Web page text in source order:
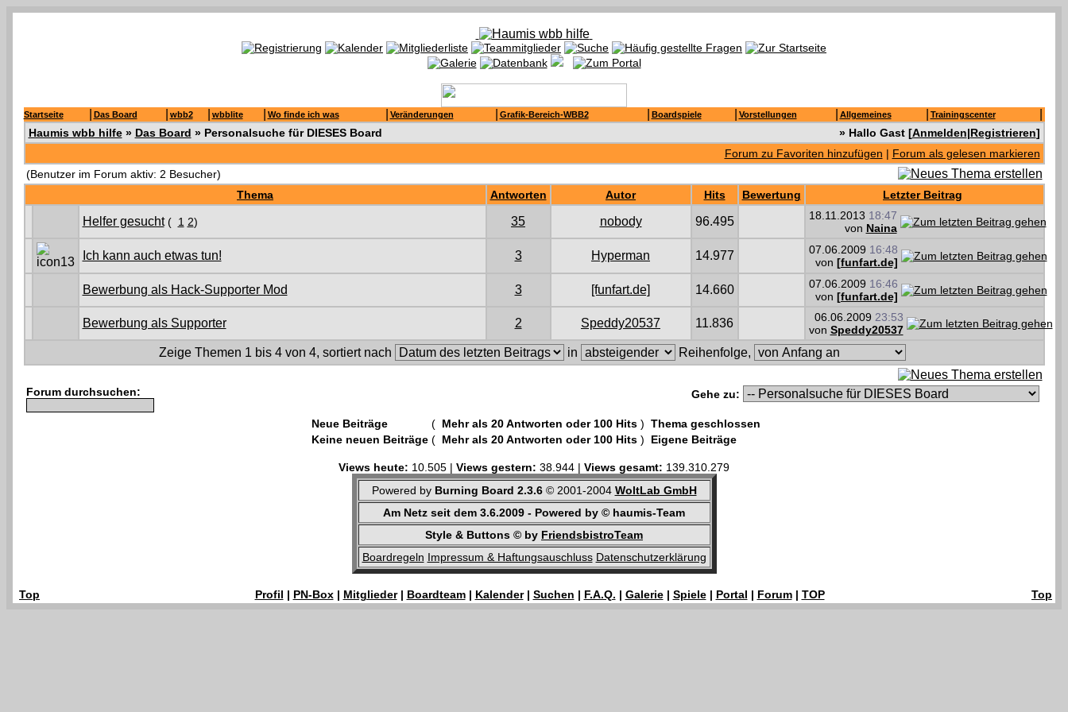
Startseite Das Board wbb2 wbblite Wo finde ich was Veränderungen Grafik-Bereich-WBB2 Boardspiele Vorstellungen Allgemeines Trainingscenter
Haumis wbb hilfe» Das Board » Personalsuche für DIESES Board » Hallo Gast [Anmelden|Registrieren]
Forum zu Favoriten hinzufügen | Forum als gelesen markieren
(Benutzer im Forum aktiv: 2 Besucher)
Thema
Antworten Autor Hits Bewertung Letzter Beitrag
Helfer gesucht( 1 2) 35 nobody 96.495 18.11.2013 18:47
von Naina
Ich kann auch etwas tun! 3 Hyperman 14.977 07.06.2009 16:48
von [funfart.de]
Bewerbung als Hack-Supporter Mod 3 [funfart.de] 14.660 07.06.2009 16:46
von [funfart.de]
Bewerbung als Supporter 2 Speddy20537 11.836 06.06.2009 23:53
von Speddy20537
Zeige Themen 1 bis 4 von 4, sortiert nach in Reihenfolge,
Forum durchsuchen: Gehe zu:
Neue Beiträge ( Mehr als 20 Antworten oder 100 Hits) Thema geschlossen
Keine neuen Beiträge ( Mehr als 20 Antworten oder 100 Hits) Eigene Beiträge
Views heute: 10.505 | Views gestern: 38.944 | Views gesamt: 139.310.279
Powered by Burning Board 2.3.6© 2001-2004 WoltLab GmbH
Am Netz seit dem 3.6.2009 - Powered by © haumis-Team
Style & Buttons © by FriendsbistroTeam
Boardregeln Impressum & Haftungsauschluss Datenschutzerklärung
Top Profil | PN-Box| Mitglieder| Boardteam| Kalender| Suchen | F.A.Q. | Galerie| Spiele| Portal | Forum| TOP Top